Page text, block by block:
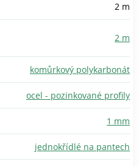
2 m
2 m
komůrkový polykarbonát
ocel - pozinkované profily
1 mm
jednokřídlé na pantech